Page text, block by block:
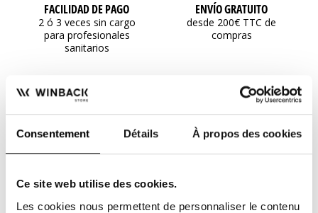
Consentement Détails À propos des cookies
Ce site web utilise des cookies.
Les cookies nous permettent de personnaliser le contenu
FACILIDAD DE PAGO
2 ó 3 veces sin cargo
para profesionales
sanitarios
ENVÍO GRATUITO
desde 200€ TTC de
compras
a su servicio de lunes a